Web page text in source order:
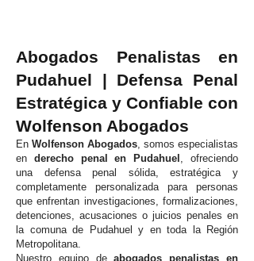
Abogados Penalistas en
Pudahuel | Defensa Penal
Estratégica y Confiable con
Wolfenson Abogados
En Wolfenson Abogados, somos especialistas
en derecho penal en Pudahuel , ofreciendo
una defensa penal sólida, estratégica y
completamente personalizada para personas
que enfrentan investigaciones, formalizaciones,
detenciones, acusaciones o juicios penales en
la comuna de Pudahuel y en toda la Región
Metropolitana.
Nuestro equipo deabogados penalistas en